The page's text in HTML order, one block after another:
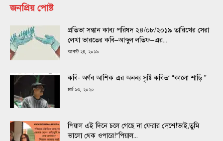
জনপ্রিয় পোষ্ট
প্রতিভা সন্ধান কাব্য পরিষদ ২৪/০৮/২০১৯ তারিখের সেরা
লেখা ভারতের কবি–আব্দুল লতিফ–এর...
আগস্ট ২৪, ২০১৯
কবি- অর্ণব আশিক এর অনন্য সৃষ্টি কবিতা “কালো শাড়ি ”
মার্চ ১৩, ২০২০
পিয়াল এই দিনে চলে গেছে না ফেরার দেশে!ভাই,তুমি
ভালো থেক ওপারে!“পিয়াল...